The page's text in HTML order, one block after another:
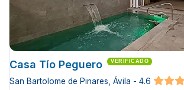
Casa Tío Peguero VERIFICADO
San Bartolome de Pinares, Ávila - 4.6